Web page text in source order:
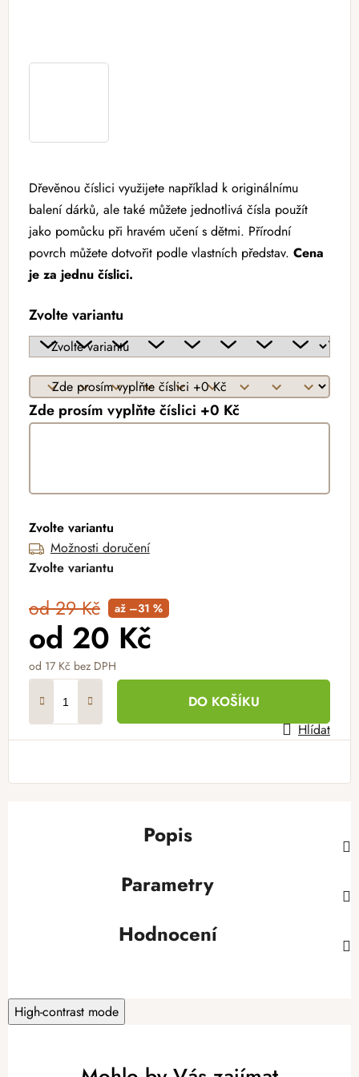
Dřevěnou číslici využijete například k originálnímu
balení dárků, ale také můžete jednotlivá čísla použít
jako pomůcku při hravém učení s dětmi. Přírodní
povrch můžete dotvořit podle vlastních představ. Cena
je za jednu číslici.
Zvolte variantu
Zde prosím vyplňte číslici +0 Kč
Zvolte variantu
Možnosti doručení
Zvolte variantu
od 29 Kč až –31 %
od 20 Kč
od 17 Kč bez DPH
DO KOŠÍKU
Hlídat
Popis
Parametry
Hodnocení
High-contrast mode